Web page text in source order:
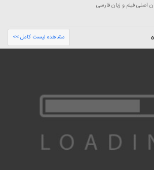
اصلی فیلم و زبان فارسی
مشاهده لیست کامل >>